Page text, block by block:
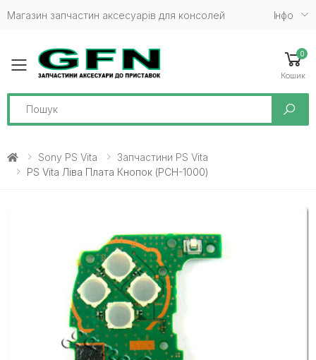
Магазин запчастин аксесуарів для консолей Iнфо
Toggle mobile menu
0
Кошик
Search
Sony PS Vita
Запчастини PS Vita
PS Vita Ліва Плата Кнопок (PCH-1000)